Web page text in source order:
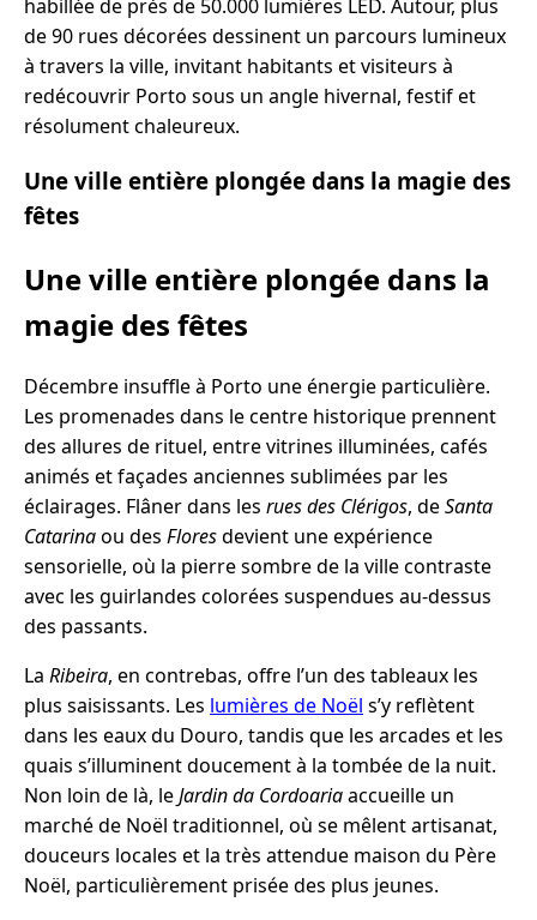
habillée de près de 50.000 lumières LED. Autour, plus
de 90 rues décorées dessinent un parcours lumineux
à travers la ville, invitant habitants et visiteurs à
redécouvrir Porto sous un angle hivernal, festif et
résolument chaleureux.
Une ville entière plongée dans la magie des
fêtes
Une ville entière plongée dans la
magie des fêtes
Décembre insuffle à Porto une énergie particulière.
Les promenades dans le centre historique prennent
des allures de rituel, entre vitrines illuminées, cafés
animés et façades anciennes sublimées par les
éclairages. Flâner dans les rues des Clérigos, deSanta
Catarinaou des Floresdevient une expérience
sensorielle, où la pierre sombre de la ville contraste
avec les guirlandes colorées suspendues au-dessus
des passants.
La Ribeira, en contrebas, offre l’un des tableaux les
plus saisissants. Les lumières de Noël s’y reflètent
dans les eaux du Douro, tandis que les arcades et les
quais s’illuminent doucement à la tombée de la nuit.
Non loin de là, leJardin da Cordoariaaccueille un
marché de Noël traditionnel, où se mêlent artisanat,
douceurs locales et la très attendue maison du Père
Noël, particulièrement prisée des plus jeunes.